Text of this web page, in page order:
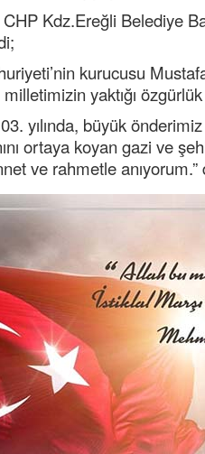
Kdz.Ereğli Belediye
kurucusu
yaktığı
yılında, büyük
ortaya koyan gazi ve
ve rahmetle anıyorum.”